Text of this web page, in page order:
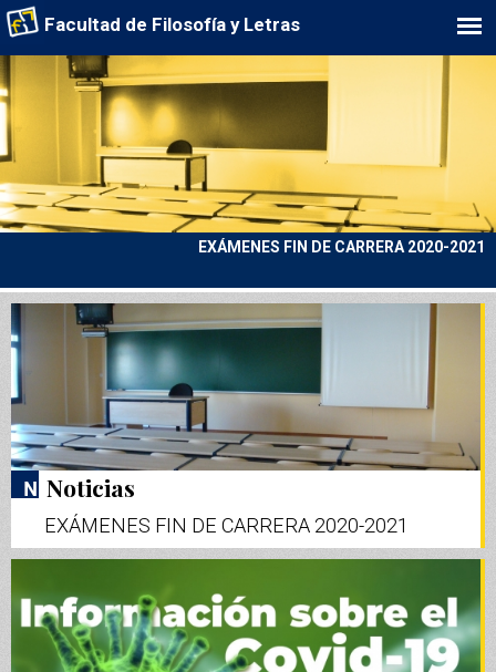
Facultad de Filosofía y Letras
EXÁMENES FIN DE CARRERA 2020-2021
Noticias
EXÁMENES FIN DE CARRERA 2020-2021